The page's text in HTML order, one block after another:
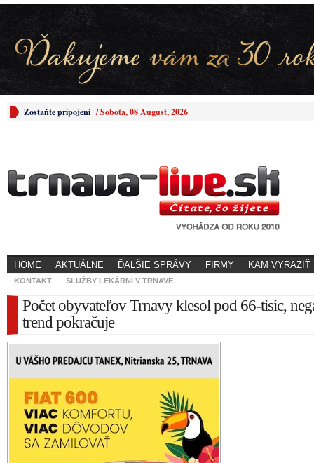
Zostaňte pripojení /Sobota, 08 August, 2026
HOME AKTUÁLNE ĎALŠIE SPRÁVY FIRMY KAM VYRAZIŤ
KONTAKT SLUŽBY LEKÁRNÍ V TRNAVE
Počet obyvateľov Trnavy klesol pod 66-tisíc,
trend pokračuje